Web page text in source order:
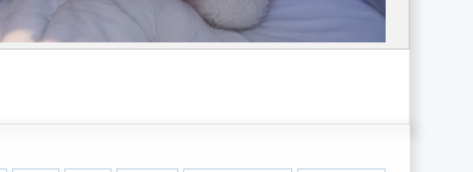
：sk662/台灣外流/gleezy外送茶/全台優質外約gleezy